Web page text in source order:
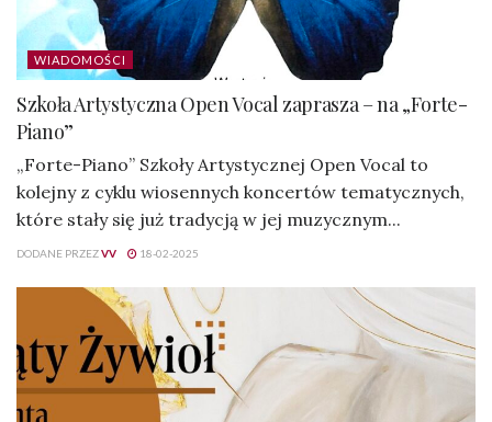
WIADOMOŚCI
Szkoła Artystyczna Open Vocal zaprasza – na „Forte-
Piano”
„Forte-Piano” Szkoły Artystycznej Open Vocal to
kolejny z cyklu wiosennych koncertów tematycznych,
które stały się już tradycją w jej muzycznym...
DODANE PRZEZVV 18-02-2025